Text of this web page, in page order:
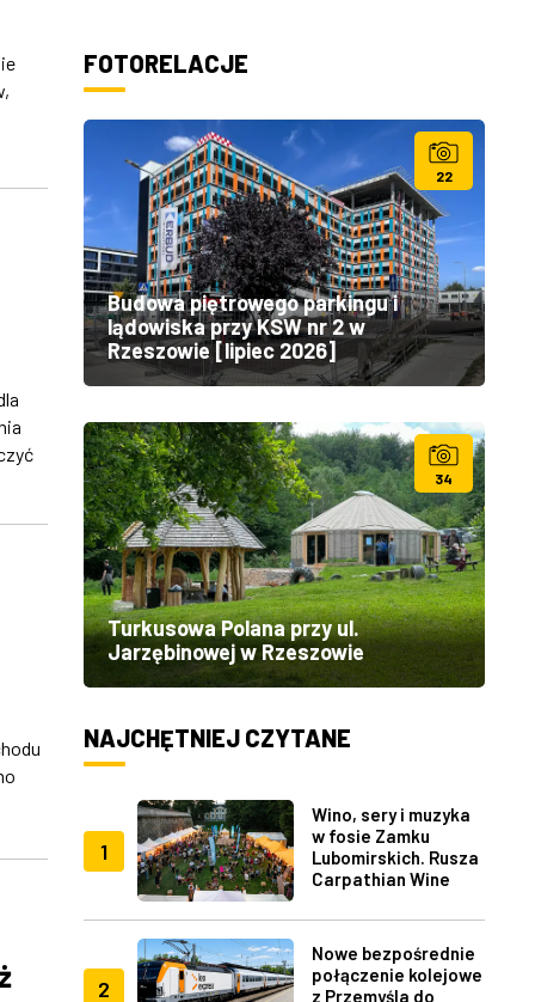
FOTORELACJE
22
Budowa piętrowego parkingu i
lądowiska przy KSW nr 2 w
Rzeszowie [lipiec 2026]
34
Turkusowa Polana przy ul.
Jarzębinowej w Rzeszowie
NAJCHĘTNIEJ CZYTANE
1
Wino, sery i muzyka
w fosie Zamku
Lubomirskich. Rusza
Carpathian Wine
2
Nowe bezpośrednie
połączenie kolejowe
z Przemyśla do